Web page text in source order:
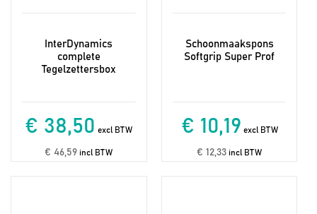
InterDynamics
complete
Tegelzettersbox
€ 38,50 excl BTW
€ 46,59 incl BTW
Schoonmaakspons
Softgrip Super Prof
€ 10,19 excl BTW
€ 12,33 incl BTW